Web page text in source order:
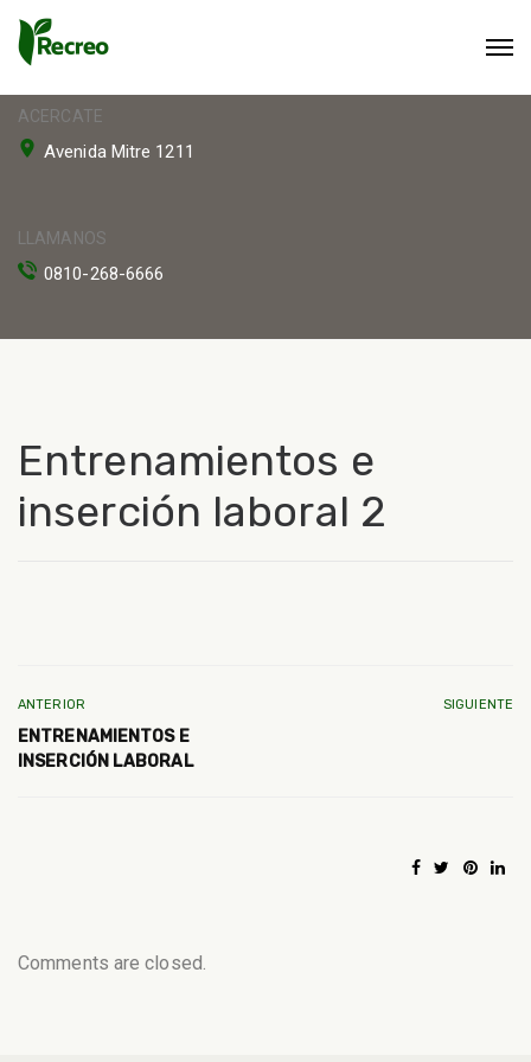
ACERCATE
Avenida Mitre 1211
LLAMANOS
0810-268-6666
Entrenamientos e
inserción laboral 2
ANTERIOR
ENTRENAMIENTOS E
INSERCIÓN LABORAL
SIGUIENTE
Comments are closed.